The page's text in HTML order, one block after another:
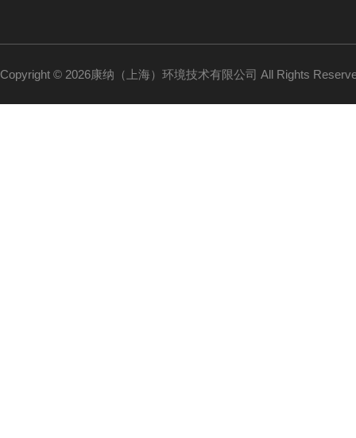
Copyright © 2026康纳（上海）环境技术有限公司 All Rights